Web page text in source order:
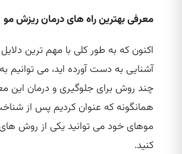
معرفی بهترین راه های درمان ریزش مو
اکنون که به طور کلی با مهم‌ ترین
آشنایی به دست آورده‌ اید، می‌ توانیم
چند روش برای جلوگیری و درمان این
همانگونه که عنوان کردیم پس از
موهای خود می‌ توانید یکی از روش‌ های
کنید.